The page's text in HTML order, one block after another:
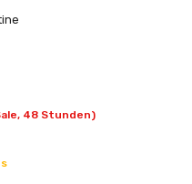
48 Stunden)